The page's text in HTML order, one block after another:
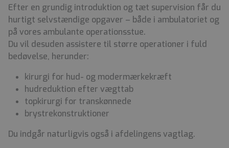
Efter en grundig introduktion og tæt supervision får du
hurtigt selvstændige opgaver – både i ambulatoriet og
på vores ambulante operationsstue.
Du vil desuden assistere til større operationer i fuld
bedøvelse, herunder:
kirurgi for hud- og modermærkekræft
hudreduktion efter vægttab
topkirurgi for transkønnede
brystrekonstruktioner
Du indgår naturligvis også i afdelingens vagtlag.